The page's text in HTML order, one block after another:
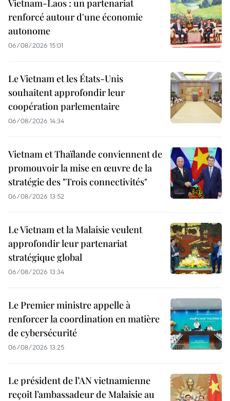
Vietnam-Laos : un partenariat
renforcé autour d'une économie
autonome
06/08/2026 15:01
Le Vietnam et les États-Unis
souhaitent approfondir leur
coopération parlementaire
06/08/2026 14:34
Vietnam et Thaïlande conviennent de
promouvoir la mise en œuvre de la
stratégie des "Trois connectivités"
06/08/2026 13:52
Le Vietnam et la Malaisie veulent
approfondir leur partenariat
stratégique global
06/08/2026 13:34
Le Premier ministre appelle à
renforcer la coordination en matière
de cybersécurité
06/08/2026 13:25
Le président de l’AN vietnamienne
reçoit l’ambassadeur de Malaisie au